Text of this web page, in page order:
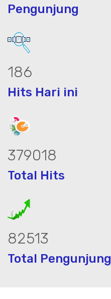
Pengunjung
232
Hits Hari ini
472708
Total Hits
102910
Total Pengunjung